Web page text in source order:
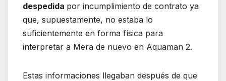
despedida por incumplimiento de contrato ya
que, supuestamente, no estaba lo
suficientemente en forma física para
interpretar a Mera de nuevo en Aquaman 2.
Estas informaciones llegaban después de que